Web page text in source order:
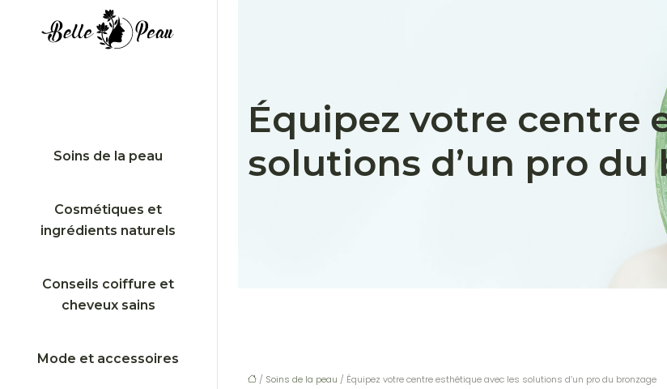
Soins de la peau
Cosmétiques et
ingrédients naturels
Conseils coiffure et
cheveux sains
Mode et accessoires
Équipez votre centre
solutions d’un pro du
/ Soins de la peau / Équipez votre centre esthétique avec les solutions d’un pro du bronzage